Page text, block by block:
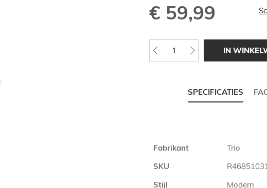
€ 59,99
IN
SPECIFICATIES
Meer
Fabrikant
Trio
SKU
Stijl
Modern